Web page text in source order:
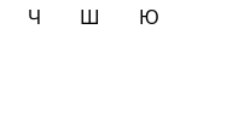
Ч Ш Ю